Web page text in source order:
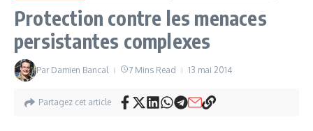
Protection contre les menaces
persistantes complexes
Par Damien Bancal 7 Mins Read 13 mai 2014
Partagez cet article